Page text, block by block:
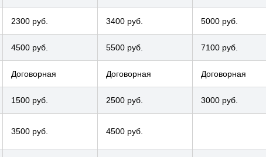
2300 руб. 3400 руб. 5000 руб.
4500 руб. 5500 руб. 7100 руб.
Договорная Договорная Договорная
1500 руб. 2500 руб. 3000 руб.
3500 руб. 4500 руб.